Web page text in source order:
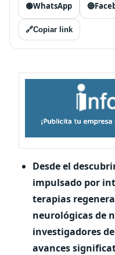
🟢WhatsApp 🔵
🔗Copiar link
Desde el
impulsado por
terapias
neurológicas de
investigadores de
avances